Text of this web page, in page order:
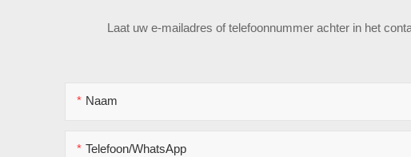
Laat uw e-mailadres of telefoonnummer achter in het
Naam
Telefoon/WhatsApp